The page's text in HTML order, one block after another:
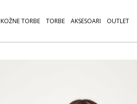
KOŽNE TORBE TORBE AKSESOARI OUTLET